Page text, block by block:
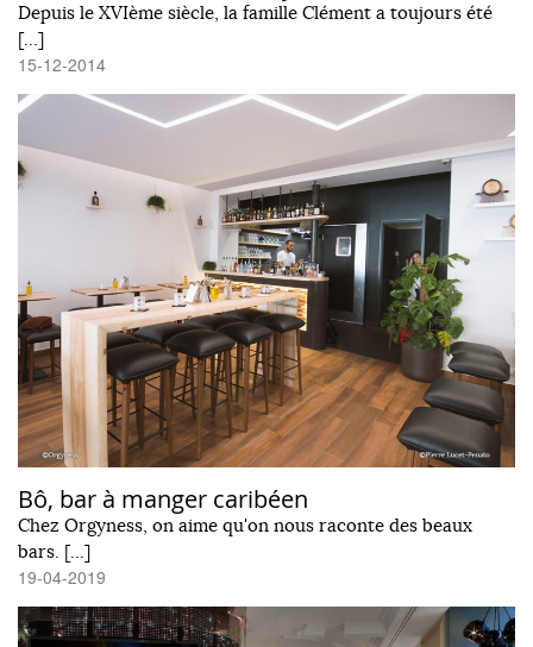
Depuis le XVIème siècle, la famille Clément a toujours été
[…]
15-12-2014
Bô, bar à manger caribéen
Chez Orgyness, on aime qu'on nous raconte des beaux
bars. […]
19-04-2019